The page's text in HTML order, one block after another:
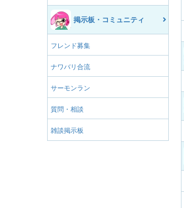
掲示板・コミュニティ
フレンド募集
ナワバリ合流
サーモンラン
質問・相談
雑談掲示板